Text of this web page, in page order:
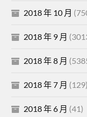
2018 年 10 月
2018 年 9 月
2018 年 8 月
2018 年 7 月 (129)
2018 年 6 月 (41)